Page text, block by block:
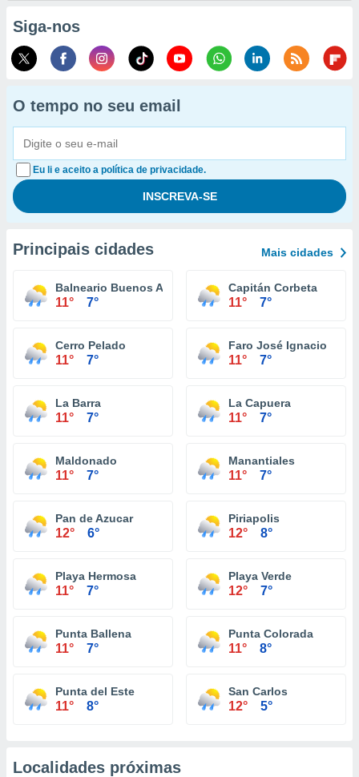
Siga-nos
O tempo no seu email
Eu li e aceito a política de privacidade.
Principais cidades Mais cidades
Balneario Buenos Aires
11° 7°
Capitán Corbeta
11° 7°
Cerro Pelado
11° 7°
Faro José Ignacio
11° 7°
La Barra
11° 7°
La Capuera
11° 7°
Maldonado
11° 7°
Manantiales
11° 7°
Pan de Azucar
12° 6°
Piriapolis
12° 8°
Playa Hermosa
11° 7°
Playa Verde
12° 7°
Punta Ballena
11° 7°
Punta Colorada
11° 8°
Punta del Este
11° 8°
San Carlos
12° 5°
Localidades próximas